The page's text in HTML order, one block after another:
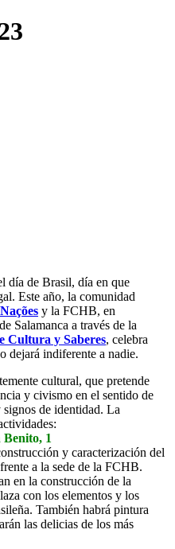
día de Brasil, día en que
Este año, la comunidad
y la FCHB, en
Salamanca a través de la
Cultura y Saberes, celebra
dejará indiferente a nadie.
cultural, que pretende
y civismo en el sentido de
de identidad. La
1
y caracterización del
a la sede de la FCHB.
en la construcción de la
con los elementos y los
También habrá pintura
las delicias de los más